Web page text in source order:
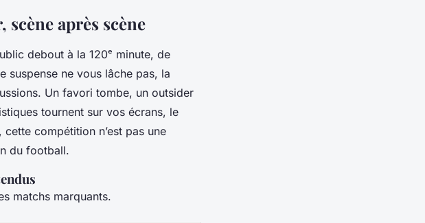
après scène
debout à la 120ᵉ minute, de
suspense ne vous lâche pas, la
Un favori tombe, un outsider
tournent sur vos écrans, le
compétition n’est pas une
du football.
matchs marquants.